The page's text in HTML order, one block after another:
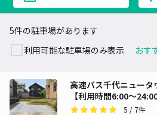
5件の駐車場があります
利用可能な駐車場のみ表示
高速バス千代ニュー
【利用時間6:00～24:00
5 / 7件